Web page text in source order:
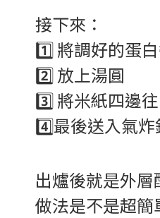
接下來：
1️⃣ 將調好的蛋
2️⃣ 放上湯圓
3️⃣ 將米紙四邊
4️⃣最後送入氣
出爐後就是外
做法是不是超